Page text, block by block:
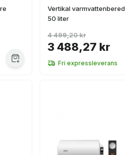
Vertikal
50 liter
3 488,27 kr
4 499,20 kr
Fri expressleverans